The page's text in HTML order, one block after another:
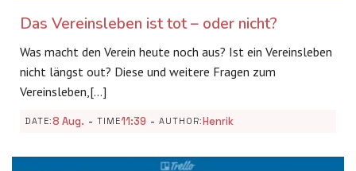
Das Vereinsleben ist tot – oder nicht?
Was macht den Verein heute noch aus? Ist ein Vereinsleben
nicht längst out? Diese und weitere Fragen zum
Vereinsleben,[…]
DATE:8 Aug. - TIME11:39 - AUTHOR:Henrik